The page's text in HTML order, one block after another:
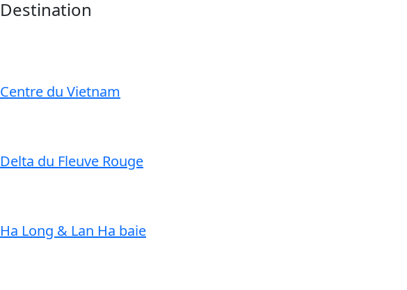
Destination
Centre du Vietnam
Delta du Fleuve Rouge
Ha Long & Lan Ha baie